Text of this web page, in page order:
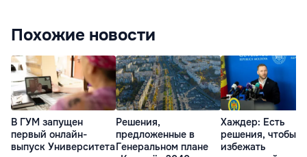
Похожие новости
В ГУМ запущен
первый онлайн-
выпуск Университета
Решения,
предложенные в
Генеральном плане
Хаждер: Есть
решения, чтобы
избежать